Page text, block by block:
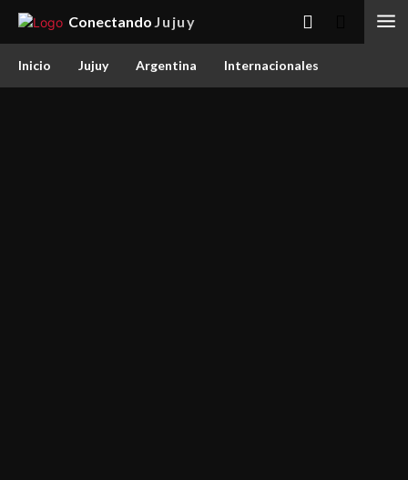
Conectando Jujuy
Inicio Jujuy Argentina Internacionales